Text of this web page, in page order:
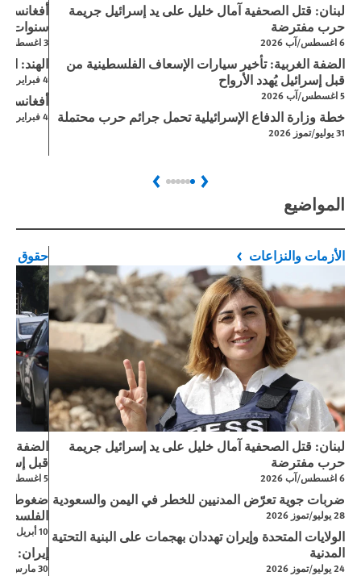
لبنان: قتل الصحفية آمال خليل على يد إسرائيل جريمة
حرب مفترضة
6 اغسطس/آب 2026
الضفة الغربية: تأخير سيارات الإسعاف الفلسطينية من
قبل إسرائيل يُهدد الأرواح
5 اغسطس/آب 2026
خطة وزارة الدفاع الإسرائيلية تحمل جرائم حرب محتملة
31 يوليو/تموز 2026
سنوات
3 اغسطس/آب 2026
الهند:
4 فبراير/شباط 2026
4 فبراير/شباط 2026
Previous
Next
المواضيع
الأزمات والنزاعات
لبنان: قتل الصحفية آمال خليل على يد إسرائيل جريمة
حرب مفترضة
6 اغسطس/آب 2026
ضربات جوية تعرّض المدنيين للخطر في اليمن والسعودية
28 يوليو/تموز 2026
الولايات المتحدة وإيران تهددان بهجمات على البنية التحتية
المدنية
24 يوليو/تموز 2026
حقوق
الضفة
قبل
5 اغسطس/آب 2026
ضغوط
10 أبريل/نيسان 2026
إيران:
30 مارس/آذار 2026